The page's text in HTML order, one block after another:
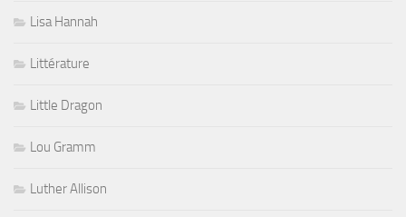
Lisa Hannah
Littérature
Little Dragon
Lou Gramm
Luther Allison